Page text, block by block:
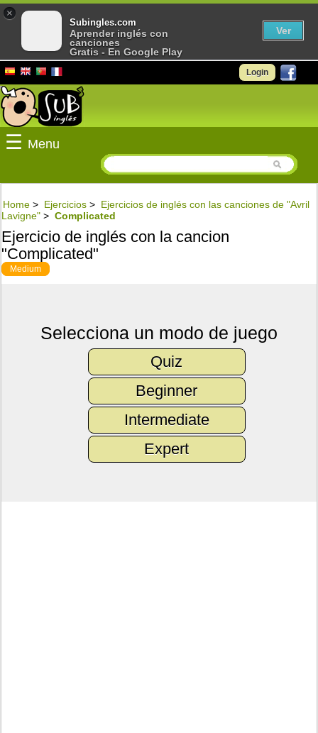
Login
☰ Menu
Home > Ejercicios > Ejercicios de inglés con las canciones de "Avril
Lavigne" > Complicated
Ejercicio de inglés con la cancion
"Complicated"
Medium
Selecciona un modo de juego
Quiz
Beginner
Intermediate
Expert
×
Subingles.com
Aprender inglés con
canciones
Gratis - En Google Play
Ver